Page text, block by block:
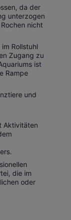
da der
unterzogen
nicht
Rollstuhl
Zugang zu
ist
Rampe
und
Aktivitäten
die im
oder